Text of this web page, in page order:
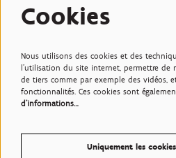
Cookies
Nous utilisons des cookies et des
l'utilisation du site internet, permettre de
de tiers comme par exemple des vidéos,
fonctionnalités. Ces cookies sont
d'informations…
Uniquement les